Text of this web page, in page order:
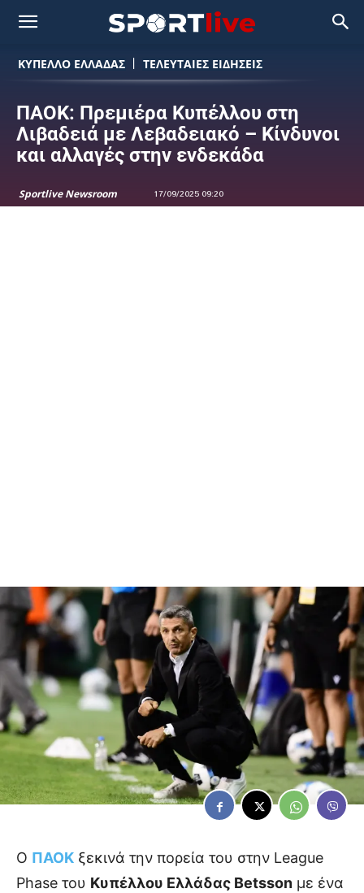
ΚΥΠΕΛΛΟ ΕΛΛΑΔΑΣ ΤΕΛΕΥΤΑΙΕΣ ΕΙΔΗΣΕΙΣ
ΠΑΟΚ: Πρεμιέρα Κυπέλλου στη
Λιβαδειά με Λεβαδειακό – Κίνδυνοι
και αλλαγές στην ενδεκάδα
Sportlive Newsroom 17/09/2025 09:20
Ο ΠΑΟΚ ξεκινά την πορεία του στην League
Phase του Κυπέλλου Ελλάδας Betsson με ένα